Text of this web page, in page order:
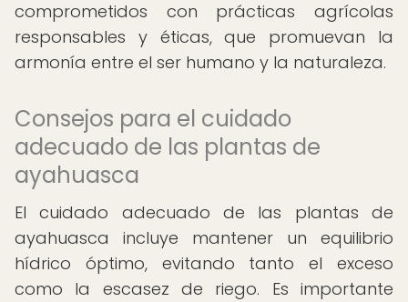
comprometidos con prácticas agrícolas
responsables y éticas, que promuevan la
armonía entre el ser humano y la naturaleza.
Consejos para el cuidado
adecuado de las plantas de
ayahuasca
El cuidado adecuado de las plantas de
ayahuasca incluye mantener un equilibrio
hídrico óptimo, evitando tanto el exceso
como la escasez de riego. Es importante